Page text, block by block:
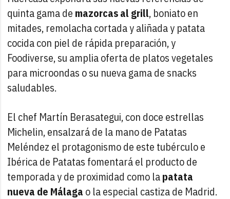
quinta gama de mazorcas al grill, boniato en
mitades, remolacha cortada y aliñada y patata
cocida con piel de rápida preparación, y
Foodiverse, su amplia oferta de platos vegetales
para microondas o su nueva gama de snacks
saludables.
El chef Martín Berasategui, con doce estrellas
Michelin, ensalzará de la mano de Patatas
Meléndez el protagonismo de este tubérculo e
Ibérica de Patatas fomentará el producto de
temporada y de proximidad como lapatata
nueva de Málaga o la especial castiza de Madrid.